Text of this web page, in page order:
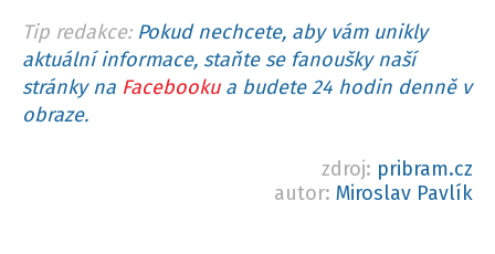
Tip redakce: Pokud nechcete, aby vám unikly
aktuální informace, staňte se fanoušky naší
stránky na Facebookua budete 24 hodin denně v
obraze.
zdroj: pribram.cz
autor: Miroslav Pavlík